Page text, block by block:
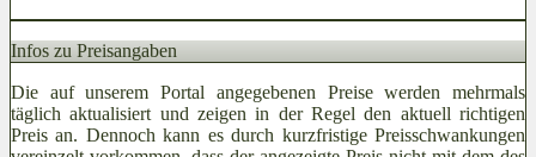
Infos zu Preisangaben
Die auf unserem Portal angegebenen Preise werden mehrmals
täglich aktualisiert und zeigen in der Regel den aktuell richtigen
Preis an. Dennoch kann es durch kurzfristige Preisschwankungen